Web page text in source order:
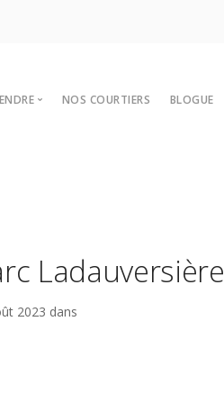
NOS COURTIERS BLOGUE
Ladauversière
2023 dans